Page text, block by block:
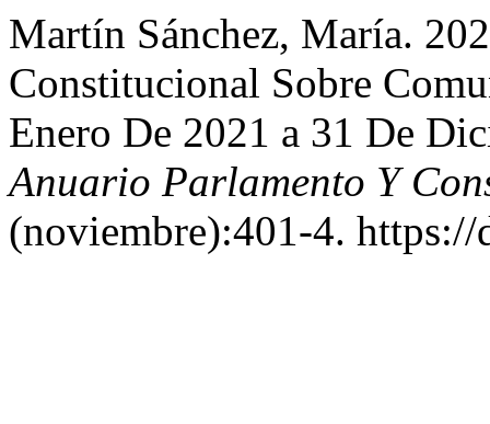
Martín Sánchez, María.
Constitucional Sobre
Enero De 2021 a 31 De
Anuario Parlamento Y
(noviembre):401-4.